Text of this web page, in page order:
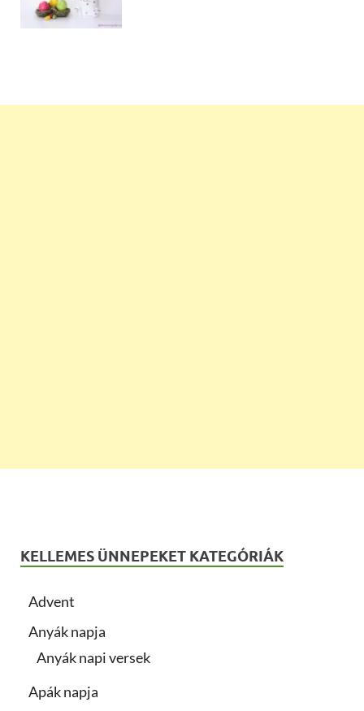
KELLEMES ÜNNEPEKET KATEGÓRIÁK
Advent
Anyák napja
Anyák napi versek
Apák napja